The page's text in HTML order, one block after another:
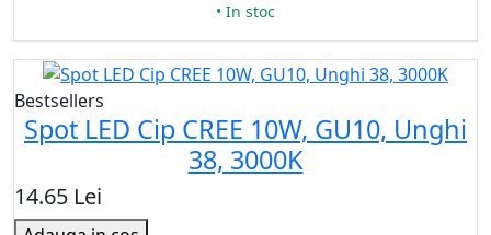
• In stoc
Bestsellers
Spot LED Cip CREE 10W, GU10, Unghi
38, 3000K
14.65 Lei